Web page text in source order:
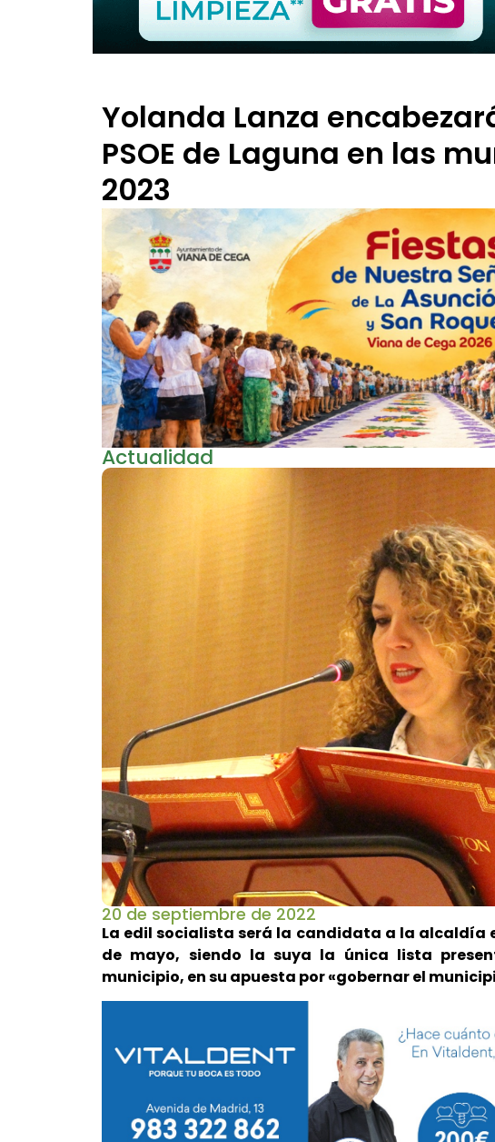
Yolanda Lanza
PSOE de Laguna en las
2023
Actualidad
20 de septiembre de 2022
La edil socialista será la candidata a la alcaldía
de mayo, siendo la suya la única lista
municipio, en su apuesta por «gobernar el